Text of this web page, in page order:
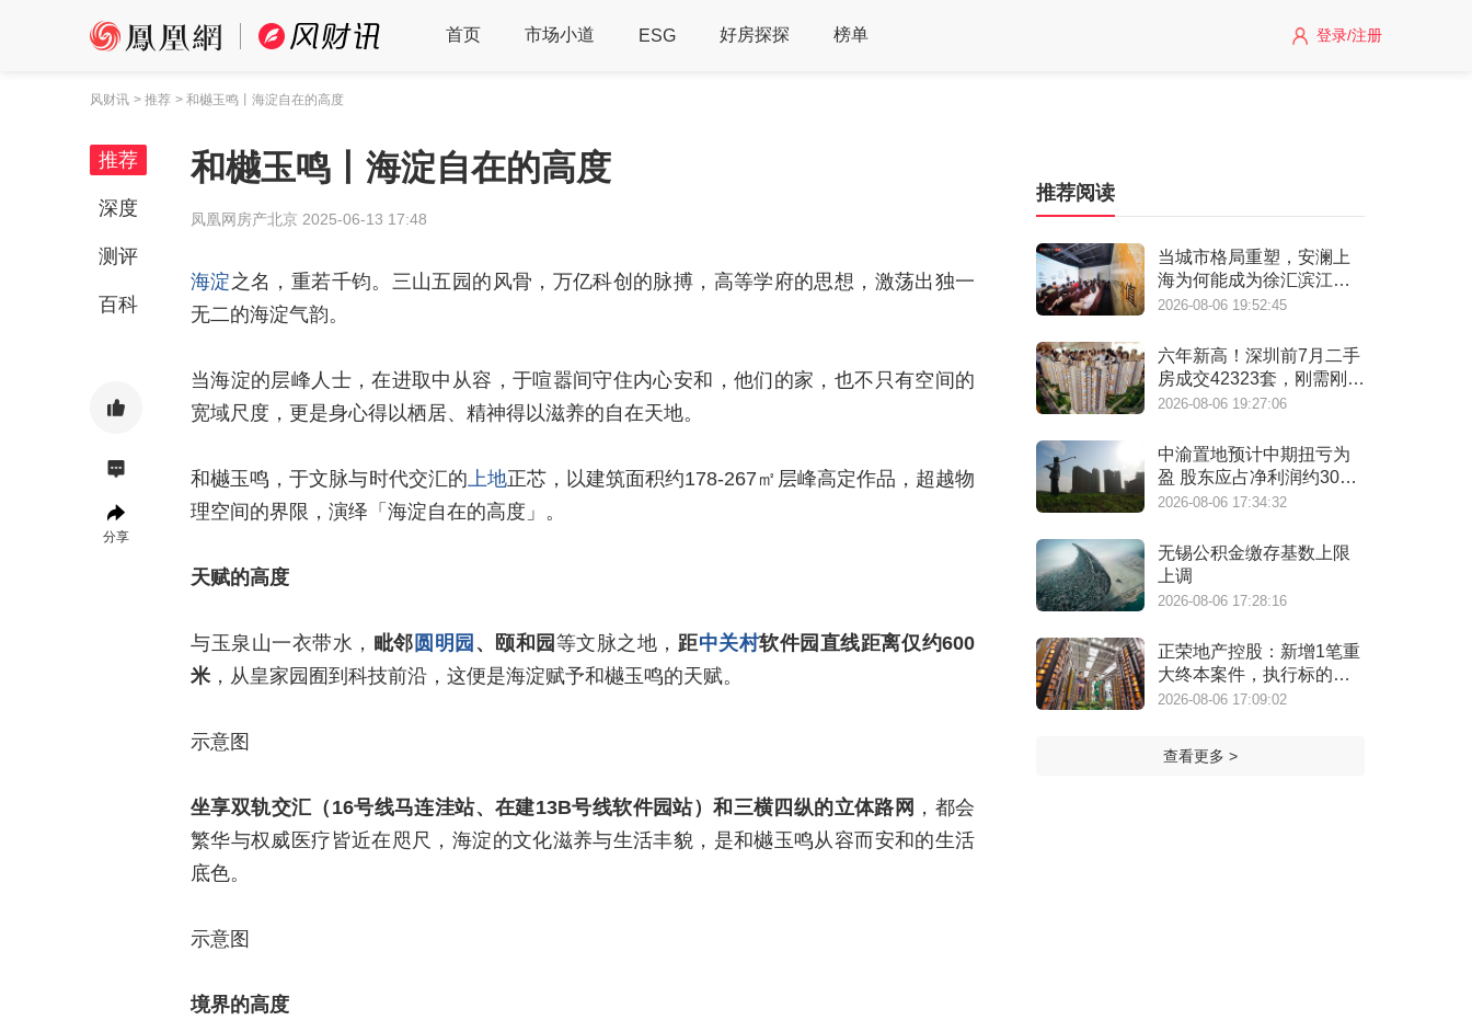
首页 市场小道 ESG 好房探探 榜单 登录/注册
风财讯 > 推荐 > 和樾玉鸣丨海淀自在的高度
推荐
深度
测评
百科
分享
和樾玉鸣丨海淀自在的高度
凤凰网房产北京 2025-06-13 17:48
海淀 之名，重若千钧。三山五园的风骨，万亿科创的脉搏，高等学府的思想，激荡出独一
无二的海淀气韵。
当海淀的层峰人士，在进取中从容，于喧嚣间守住内心安和，他们的家，也不只有空间的
宽域尺度，更是身心得以栖居、精神得以滋养的自在天地。
和樾玉鸣，于文脉与时代交汇的上地正芯，以建筑面积约178-267㎡层峰高定作品，超越物
理空间的界限，演绎「海淀自在的高度」。
天赋的高度
与玉泉山一衣带水， 毗邻 圆明园 、颐和园 等文脉之地， 距中关村软件园直线距离仅约600
米，从皇家园囿到科技前沿，这便是海淀赋予和樾玉鸣的天赋。
示意图
坐享双轨交汇（16号线马连洼站、在建13B号线软件园站）和三横四纵的立体路网 ，都会
繁华与权威医疗皆近在咫尺，海淀的文化滋养与生活丰貌，是和樾玉鸣从容而安和的生活
底色。
示意图
境界的高度
推荐阅读
当城市格局重塑，安澜上
海为何能成为徐汇滨江承
接“新质生产力”的人居锚
2026-08-06 19:52:45
六年新高！深圳前7月二手
房成交42323套，刚需刚改
撑起"量的回归"
2026-08-06 19:27:06
中渝置地预计中期扭亏为
盈 股东应占净利润约3000
万港元
2026-08-06 17:34:32
无锡公积金缴存基数上限
上调
2026-08-06 17:28:16
正荣地产控股：新增1笔重
大终本案件，执行标的金
额为4.73亿元
2026-08-06 17:09:02
查看更多 >